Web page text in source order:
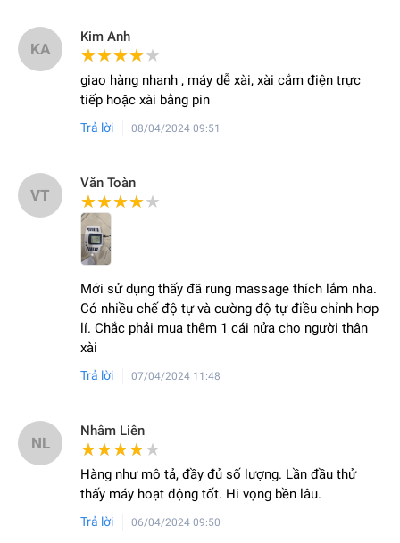
KA
Kim Anh
★★★★★
★★★★★
giao hàng nhanh , máy dễ xài, xài cắm điện trực
tiếp hoặc xài bằng pin
Trả lời 08/04/2024 09:51
VT
Văn Toàn
★★★★★
★★★★★
Mới sử dụng thấy đã rung massage thích lắm nha.
Có nhiều chế độ tự và cường độ tự điều chỉnh hơp
lí. Chắc phải mua thêm 1 cái nửa cho người thân
xài
Trả lời 07/04/2024 11:48
NL
Nhâm Liên
★★★★★
★★★★★
Hàng như mô tả, đầy đủ số lượng. Lần đầu thử
thấy máy hoạt động tốt. Hi vọng bền lâu.
Trả lời 06/04/2024 09:50